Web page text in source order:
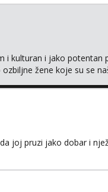
i kulturan i jako potentan
žene koje su se
joj pruzi jako dobar i